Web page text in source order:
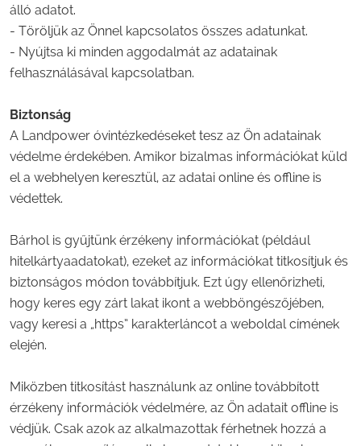
álló adatot.
- Töröljük az Önnel kapcsolatos összes adatunkat.
- Nyújtsa ki minden aggodalmát az adatainak
felhasználásával kapcsolatban.
Biztonság
A Landpower óvintézkedéseket tesz az Ön adatainak
védelme érdekében. Amikor bizalmas információkat küld
el a webhelyen keresztül, az adatai online és offline is
védettek.
Bárhol is gyűjtünk érzékeny információkat (például
hitelkártyaadatokat), ezeket az információkat titkosítjuk és
biztonságos módon továbbítjuk. Ezt úgy ellenőrizheti,
hogy keres egy zárt lakat ikont a webböngészőjében,
vagy keresi a „https” karakterláncot a weboldal címének
elején.
Miközben titkosítást használunk az online továbbított
érzékeny információk védelmére, az Ön adatait offline is
védjük. Csak azok az alkalmazottak férhetnek hozzá a